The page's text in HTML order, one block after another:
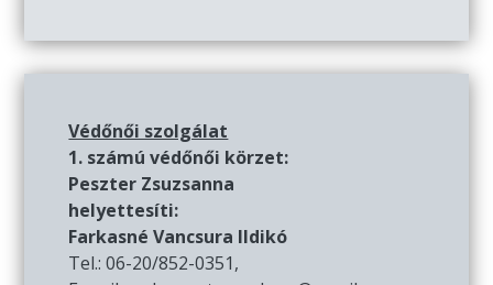
Védőnői szolgálat
1. számú védőnői körzet:
Peszter Zsuzsanna
helyettesíti:
Farkasné Vancsura Ildikó
Tel.: 06-20/852-0351,